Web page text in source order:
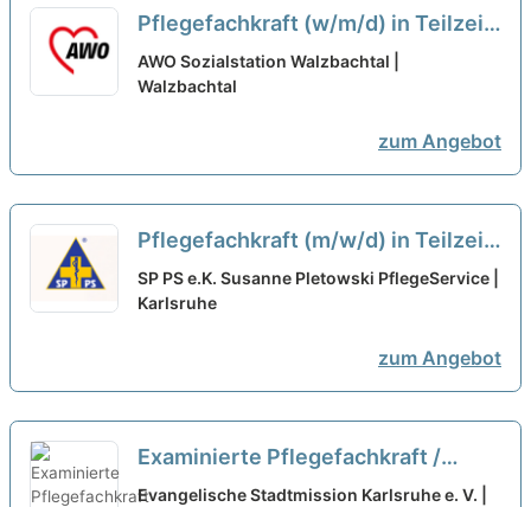
Pflegefachkraft (w/m/d) in Teilzeit
- Werde Teil von uns! neu
AWO Sozialstation Walzbachtal |
Walzbachtal
zum Angebot
Pflegefachkraft (m/w/d) in Teilzeit
(50%) - Werden Sie Teil unseres
Teams!
SP PS e.K. Susanne Pletowski PflegeService |
Karlsruhe
zum Angebot
Examinierte Pflegefachkraft /
Altenpfleger:in in unseren
Evangelische Stadtmission Karlsruhe e. V. |